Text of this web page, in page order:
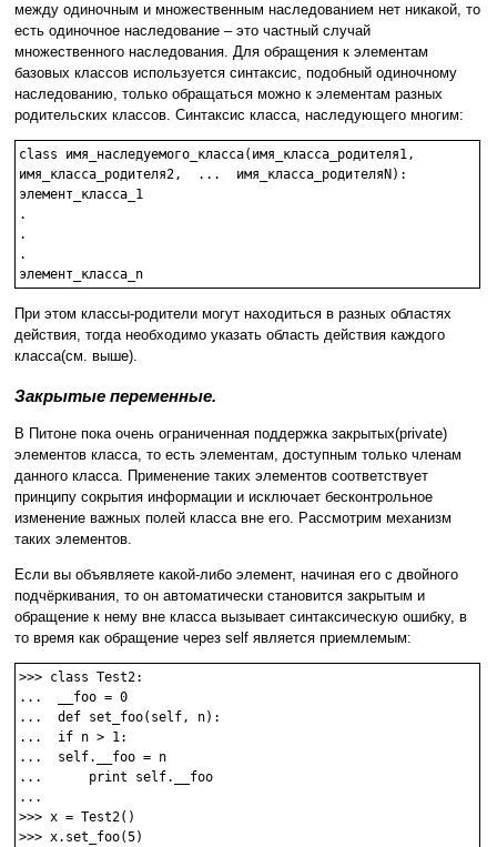
между одиночным и множественным наследованием нет никакой, то
есть одиночное наследование – это частный случай
множественного наследования. Для обращения к элементам
базовых классов используется синтаксис, подобный одиночному
наследованию, только обращаться можно к элементам разных
родительских классов. Синтаксис класса, наследующего многим:
class имя_наследуемого_класса(имя_класса_родителя1,
имя_класса_родителя2,  ...  имя_класса_родителяN):
элемент_класса_1
.
.
.
При этом классы-родители могут находиться в разных областях
действия, тогда необходимо указать область действия каждого
класса(см. выше).
Закрытые переменные.
В Питоне пока очень ограниченная поддержка закрытых(private)
элементов класса, то есть элементам, доступным только членам
данного класса. Применение таких элементов соответствует
принципу сокрытия информации и исключает бесконтрольное
изменение важных полей класса вне его. Рассмотрим механизм
таких элементов.
Если вы объявляете какой-либо элемент, начиная его с двойного
подчёркивания, то он автоматически становится закрытым и
обращение к нему вне класса вызывает синтаксическую ошибку, в
то время как обращение через self является приемлемым:
>>> class Test2:
...  __foo = 0
...  def set_foo(self, n):
...  if n > 1:
...  self.__foo = n
...	 print self.__foo
...
>>> x = Test2()
>>> x.set_foo(5)